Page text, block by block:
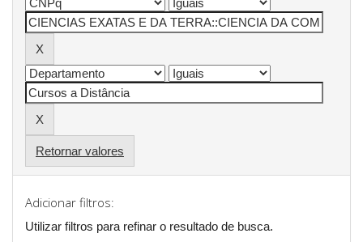
Retornar valores
Adicionar filtros:
Utilizar filtros para refinar o resultado de busca.